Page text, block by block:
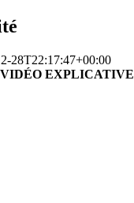
28T22:17:47+00:00
EXPLICATIVE